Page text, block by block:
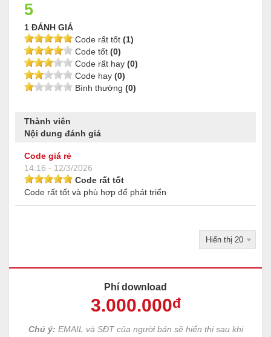
5
1 ĐÁNH GIÁ
Code rất tốt (1)
Code tốt (0)
Code rất hay (0)
Code hay (0)
Bình thường (0)
Thành viên
Nội dung đánh giá
Code giá rẻ
14:16 - 12/3/2026
Code rất tốt
Code rất tốt và phù hợp để phát triển
Phí download
3.000.000đ
Chú ý: EMAIL và SĐT của người bán sẽ hiển thị sau khi